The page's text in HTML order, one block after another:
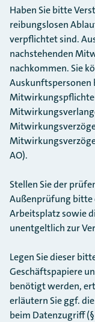
Haben Sie bitte
reibungslosen
verpflichtet sind.
nachstehenden
nachkommen. Sie
Auskunftspersonen
AO).
Stellen Sie der
Außenprüfung bitte
Arbeitsplatz sowie
unentgeltlich zur
Legen Sie dieser
Geschäftspapiere
benötigt werden,
erläutern Sie ggf.
beim Datenzugriff